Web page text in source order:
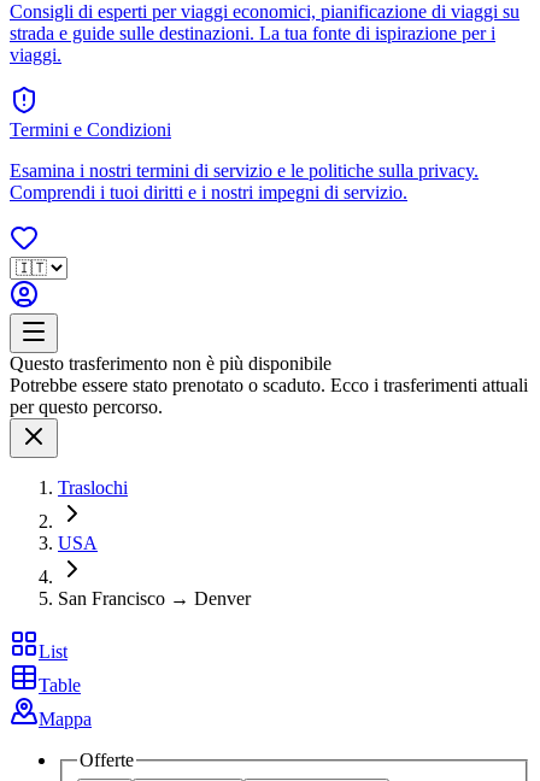
Consigli di esperti per viaggi economici, pianificazione di viaggi su
strada e guide sulle destinazioni. La tua fonte di ispirazione per i
viaggi.
Termini e Condizioni
Esamina i nostri termini di servizio e le politiche sulla privacy.
Comprendi i tuoi diritti e i nostri impegni di servizio.
Questo trasferimento non è più disponibile
Potrebbe essere stato prenotato o scaduto. Ecco i trasferimenti attuali
per questo percorso.
Traslochi
USA
San Francisco → Denver
List
Table
Mappa
Offerte